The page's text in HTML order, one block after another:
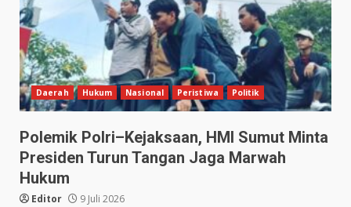
Daerah Hukum Nasional Peristiwa Politik
Polemik Polri–Kejaksaan, HMI Sumut Minta
Presiden Turun Tangan Jaga Marwah
Hukum
Editor 9 Juli 2026